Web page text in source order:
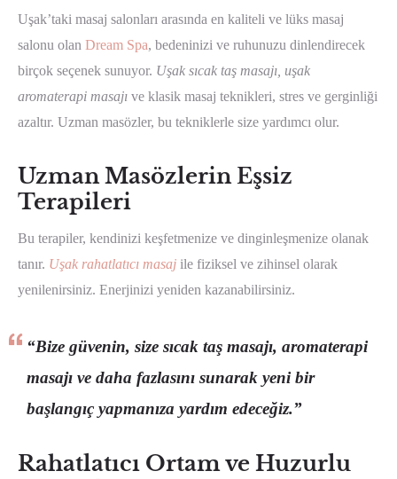
Uşak’taki masaj salonları arasında en kaliteli ve lüks masaj
salonu olan Dream Spa, bedeninizi ve ruhunuzu dinlendirecek
birçok seçenek sunuyor. Uşak sıcak taş masajı, uşak
aromaterapi masajı ve klasik masaj teknikleri, stres ve gerginliği
azaltır. Uzman masözler, bu tekniklerle size yardımcı olur.
Uzman Masözlerin Eşsiz
Terapileri
Bu terapiler, kendinizi keşfetmenize ve dinginleşmenize olanak
tanır. Uşak rahatlatıcı masaj ile fiziksel ve zihinsel olarak
yenilenirsiniz. Enerjinizi yeniden kazanabilirsiniz.
“Bize güvenin, size sıcak taş masajı, aromaterapi
masajı ve daha fazlasını sunarak yeni bir
başlangıç yapmanıza yardım edeceğiz.”
Rahatlatıcı Ortam ve Huzurlu